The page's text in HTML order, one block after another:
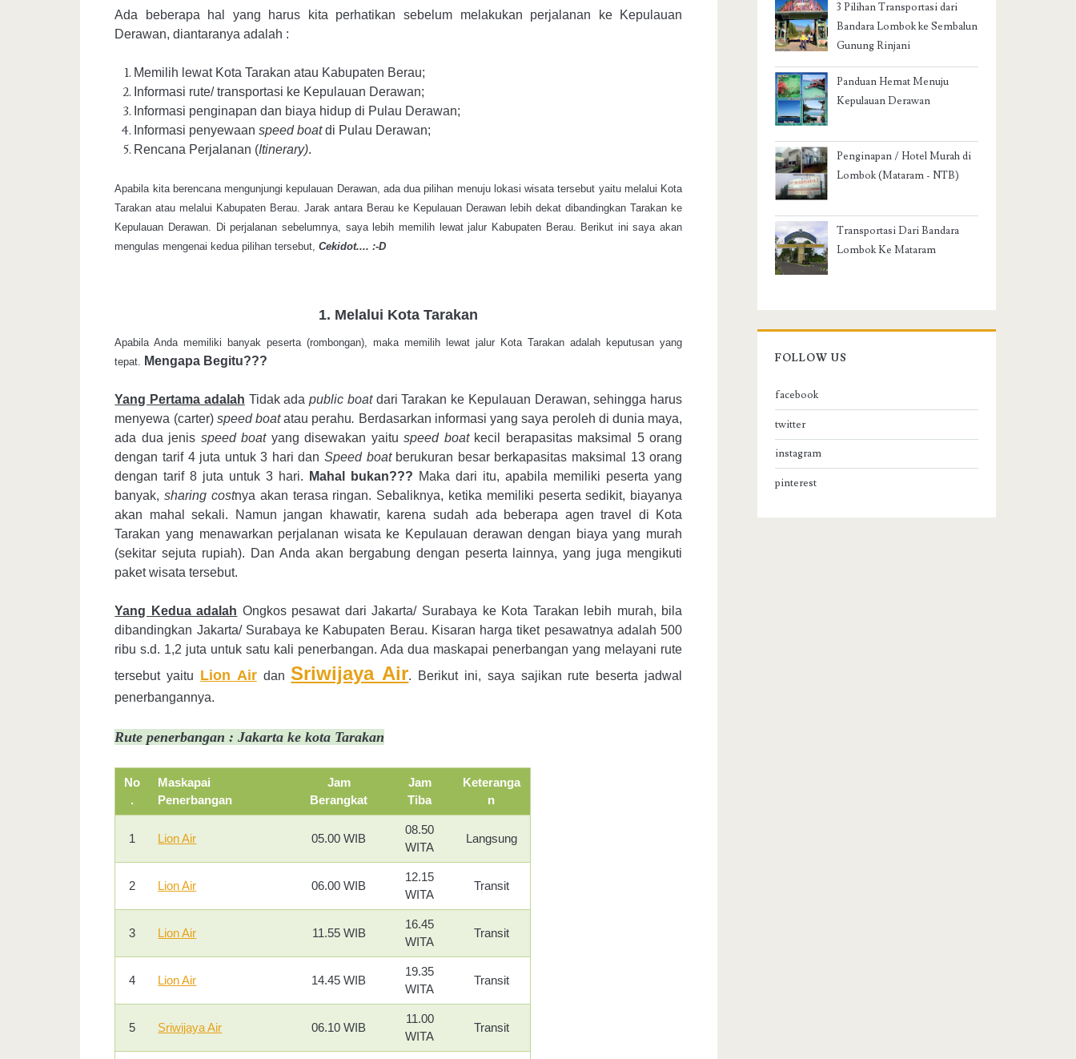
Ada beberapa hal yang harus kita perhatikan sebelum melakukan perjalanan ke Kepulauan
Derawan, diantaranya adalah :
Memilih lewat Kota Tarakan atau Kabupaten Berau;
Informasi rute/ transportasi ke Kepulauan Derawan;
Informasi penginapan dan biaya hidup di Pulau Derawan;
Informasi penyewaanspeed boatdi Pulau Derawan;
Rencana Perjalanan (Itinerary).
Apabila kita berencana mengunjungi kepulauan Derawan, ada dua pilihan menuju lokasi wisata tersebut yaitu melalui Kota
Tarakan atau melalui Kabupaten Berau. Jarak antara Berau ke Kepulauan Derawan lebih dekat dibandingkan Tarakan ke
Kepulauan Derawan. Di perjalanan sebelumnya, saya lebih memilih lewat jalur Kabupaten Berau. Berikut ini saya akan
mengulas mengenai kedua pilihan tersebut,Cekidot.... :-D
1. Melalui Kota Tarakan
Apabila Anda memiliki banyak peserta (rombongan), maka memilih lewat jalur Kota Tarakan adalah keputusan yang
tepat. Mengapa Begitu???
Yang Pertama adalah Tidak adapublic boat dari Tarakan ke Kepulauan Derawan, sehingga harus
menyewa (carter) speed boatatau perahu. Berdasarkan informasi yang saya peroleh di dunia maya,
ada dua jenis speed boat yang disewakan yaituspeed boat kecil berapasitas maksimal 5 orang
dengan tarif 4 juta untuk 3 hari danSpeed boat berukuran besar berkapasitas maksimal 13 orang
dengan tarif 8 juta untuk 3 hari.
Mahal bukan??? Maka dari itu, apabila memiliki peserta yang
banyak,sharing costnya akan terasa ringan. Sebaliknya, ketika memiliki peserta sedikit, biayanya
akan mahal sekali. Namun jangan khawatir, karena sudah ada beberapa agen travel di Kota
Tarakan yang menawarkan perjalanan wisata ke Kepulauan derawan dengan biaya yang murah
(sekitar sejuta rupiah). Dan Anda akan bergabung dengan peserta lainnya, yang juga mengikuti
paket wisata tersebut.
Yang Kedua adalah Ongkos pesawat dari Jakarta/ Surabaya ke Kota Tarakan lebih murah, bila
dibandingkan Jakarta/ Surabaya ke Kabupaten Berau. Kisaran harga tiket pesawatnya adalah 500
ribu s.d. 1,2 juta untuk satu kali penerbangan. Ada dua maskapai penerbangan yang melayani rute
tersebut yaitu Lion AirdanSriwijaya Air. Berikut ini, saya sajikan rute beserta jadwal
penerbangannya.
Rute penerbangan : Jakarta ke kota Tarakan
No
.
Maskapai
Penerbangan
Jam
Berangkat
Jam
Tiba
Keteranga
n
1 Lion Air 05.00 WIB
08.50
WITA
Langsung
2 Lion Air 06.00 WIB
12.15
WITA
Transit
3 Lion Air 11.55 WIB
16.45
WITA
Transit
4 Lion Air 14.45 WIB
19.35
WITA
Transit
5 Sriwijaya Air 06.10 WIB
11.00
WITA
Transit
3 Pilihan Transportasi dari
Bandara Lombok ke Sembalun
Gunung Rinjani
Panduan Hemat Menuju
Kepulauan Derawan
Penginapan / Hotel Murah di
Lombok (Mataram - NTB)
Transportasi Dari Bandara
Lombok Ke Mataram
FOLLOW US
facebook
twitter
instagram
pinterest